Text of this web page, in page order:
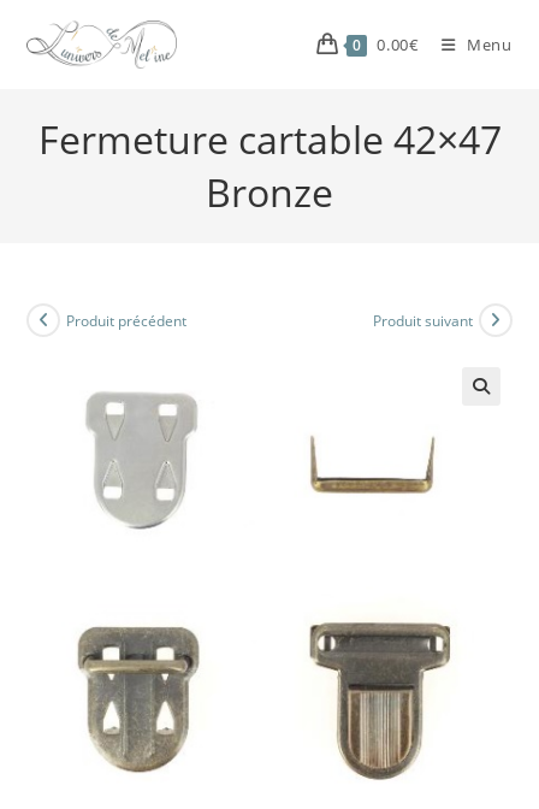
0 0.00€ Menu
Fermeture cartable 42×47
Bronze
Produit précédent Produit suivant